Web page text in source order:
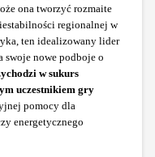
ona tworzyć rozmaite
regionalnej w
ten idealizowany lider
swoje nowe podboje o
w sukurs
uczestnikiem gry
pomocy dla
energetycznego